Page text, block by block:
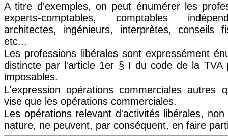
A titre d'exemples, on peut énumérer les
experts-comptables, comptables
architectes, ingénieurs, interprètes, conseils
etc...
Les professions libérales sont expressément
distincte par l'article 1er § I du code de la TVA
imposables.
L'expression opérations commerciales autres
vise que les opérations commerciales.
Les opérations relevant d'activités libérales,
nature, ne peuvent, par conséquent, en faire